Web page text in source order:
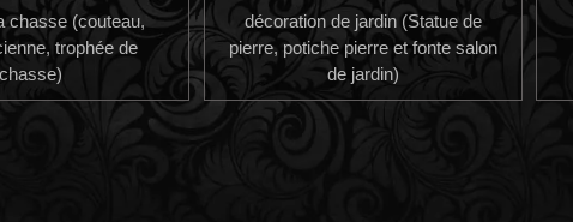
chasse (couteau,
trophée de
chasse)
décoration de jardin (Statue de
pierre, potiche pierre et fonte salon
de jardin)